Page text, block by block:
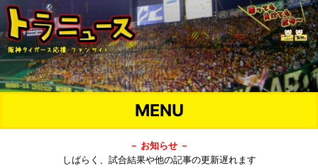
MENU
－ お知らせ －
しばらく、試合結果や他の記事の更新遅れます